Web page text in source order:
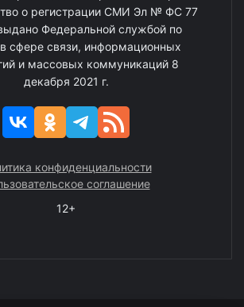
о регистрации СМИ Эл № ФС 77
Федеральной службой по
сфере связи, информационных
и массовых коммуникаций 8
декабря 2021 г.
конфиденциальности
соглашение
12+